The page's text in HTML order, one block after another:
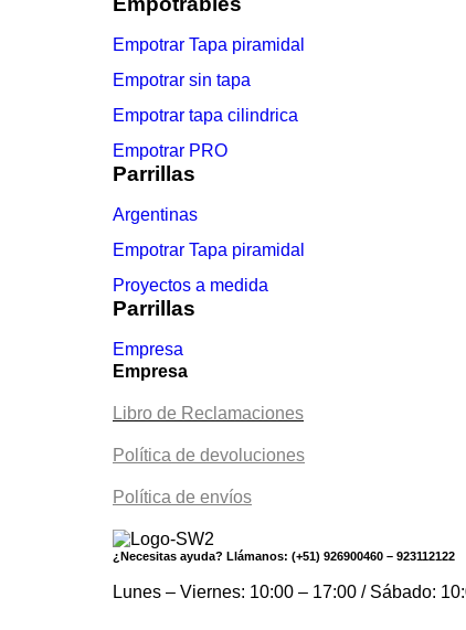
Empotrar Tapa piramidal
Empotrar sin tapa
Empotrar tapa cilindrica
Empotrar PRO
Parrillas
Argentinas
Empotrar Tapa piramidal
Proyectos a medida
Parrillas
Empresa
Empresa
Libro de Reclamaciones
Política de devoluciones
Política de envíos
¿Necesitas ayuda? Llámanos: (+51) 926900460 – 923112122
Lunes – Viernes: 10:00 – 17:00 / Sábado: